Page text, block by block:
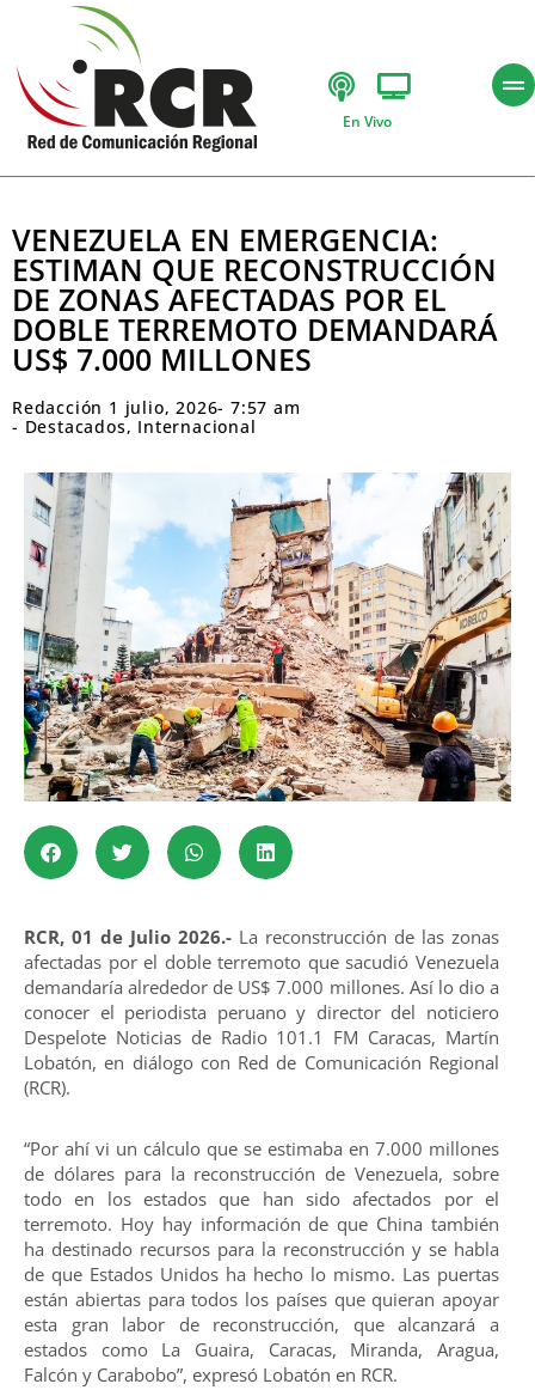
En Vivo
VENEZUELA EN EMERGENCIA:
ESTIMAN QUE RECONSTRUCCIÓN
DE ZONAS AFECTADAS POR EL
DOBLE TERREMOTO DEMANDARÁ
US$ 7.000 MILLONES
Redacción 1 julio, 2026- 7:57 am
- Destacados, Internacional
RCR, 01 de Julio 2026.- La reconstrucción de las zonas
afectadas por el doble terremoto que sacudió Venezuela
demandaría alrededor de US$ 7.000 millones. Así lo dio a
conocer el periodista peruano y director del noticiero
Despelote Noticias de Radio 101.1 FM Caracas, Martín
Lobatón, en diálogo con Red de Comunicación Regional
(RCR).
“Por ahí vi un cálculo que se estimaba en 7.000 millones
de dólares para la reconstrucción de Venezuela, sobre
todo en los estados que han sido afectados por el
terremoto. Hoy hay información de que China también
ha destinado recursos para la reconstrucción y se habla
de que Estados Unidos ha hecho lo mismo. Las puertas
están abiertas para todos los países que quieran apoyar
esta gran labor de reconstrucción, que alcanzará a
estados como La Guaira, Caracas, Miranda, Aragua,
Falcón y Carabobo”, expresó Lobatón en RCR.